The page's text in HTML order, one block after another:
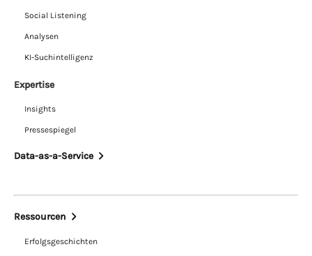
Social Listening
Analysen
KI-Suchintelligenz
Expertise
Insights
Pressespiegel
Data-as-a-Service
Ressourcen
Erfolgsgeschichten